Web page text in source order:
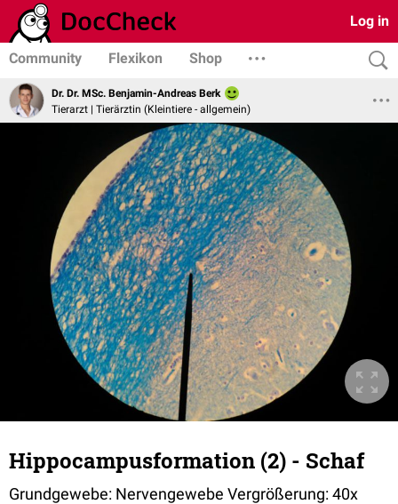
Log in
Community Flexikon Shop
Dr. Dr. MSc. Benjamin-Andreas Berk
Tierarzt | Tierärztin (Kleintiere - allgemein)
Hippocampusformation (2) - Schaf
Grundgewebe: Nervengewebe Vergrößerung: 40x